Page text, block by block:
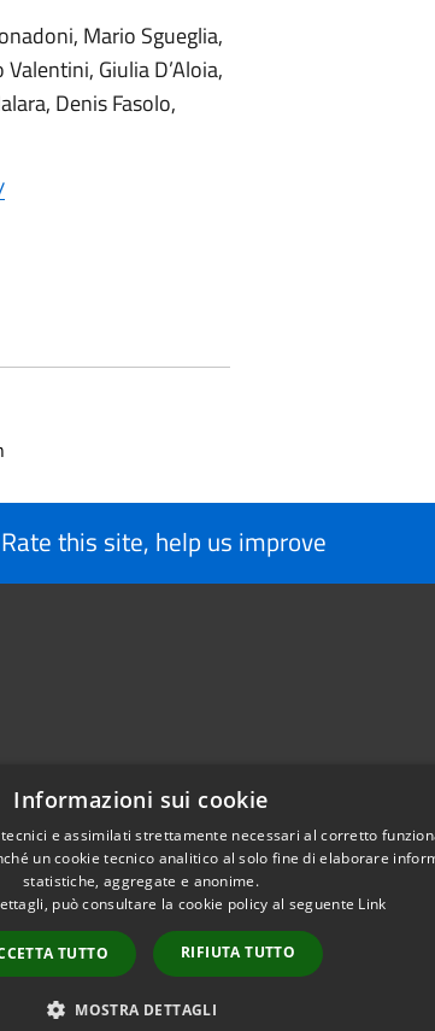
Mario Sgueglia,
Giulia D’Aloia,
Denis Fasolo,
Rate this site, help us improve
Copyright © 2026 • Comune Monte
Informazioni sui cookie
e assimilati strettamente necessari al corretto
un cookie tecnico analitico al solo fine di elaborare
statistiche, aggregate e anonime.
può consultare la cookie policy al seguente Link
TUTTO RIFIUTA TUTTO
MOSTRA DETTAGLI